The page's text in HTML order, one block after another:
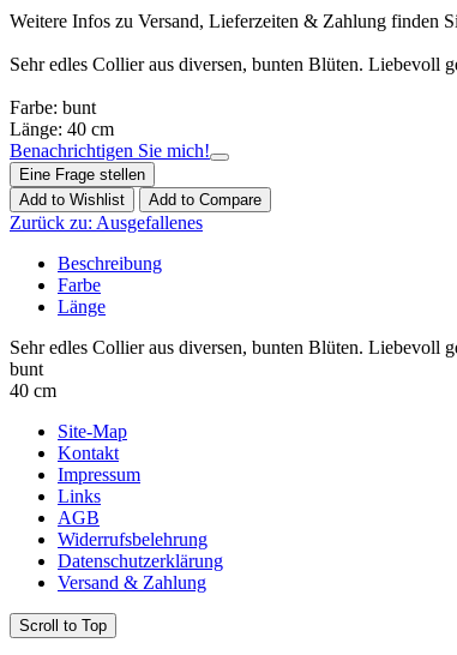
Weitere Infos zu Versand, Lieferzeiten & Zahlung finden
Sehr edles Collier aus diversen, bunten Blüten. Liebevoll
Farbe: bunt
Länge: 40 cm
Benachrichtigen Sie mich!
Eine Frage stellen
Add to Wishlist
Add to Compare
Zurück zu: Ausgefallenes
Beschreibung
Farbe
Länge
Sehr edles Collier aus diversen, bunten Blüten. Liebevoll
bunt
40 cm
Site-Map
Kontakt
Impressum
Links
AGB
Widerrufsbelehrung
Datenschutzerklärung
Versand & Zahlung
Scroll to Top